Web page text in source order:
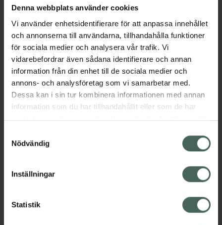
Denna webbplats använder cookies
Vi använder enhetsidentifierare för att anpassa innehållet
och annonserna till användarna, tillhandahålla funktioner
för sociala medier och analysera vår trafik. Vi
vidarebefordrar även sådana identifierare och annan
information från din enhet till de sociala medier och
annons- och analysföretag som vi samarbetar med.
Dessa kan i sin tur kombinera informationen med annan
information som du har tillhandahållit eller som de har
samlat in när du har använt deras tjänster. Samtycke till
återkalla ditt samtycke via webbplatsens
cookieinställningar. Ett återkallat samtycke påverkar inte
lagligheten av behandling som skett innan återkallelsen.
Nödvändig
Inställningar
Statistik
Beskrivning Dölj
Läs alltid bipacksedeln innan
användning.
04031649000027
syd till Lappland i norr, och online i mobilen och på